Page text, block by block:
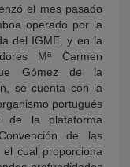
el mes pasado
operado por la
del IGME, y en la
Mª Carmen
Gómez de la
se cuenta con la
portugués
de la plataforma
de las
cual proporciona